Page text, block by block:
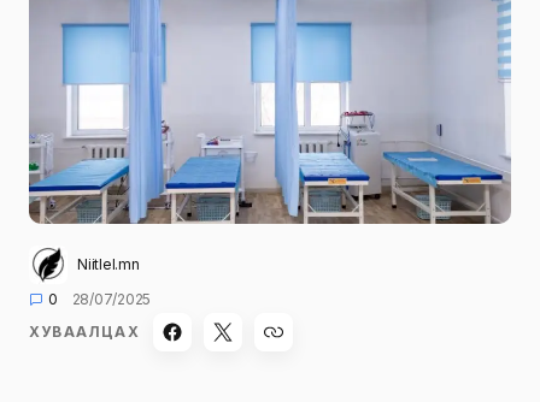
Niitlel.mn
0
28/07/2025
ХУВААЛЦАХ